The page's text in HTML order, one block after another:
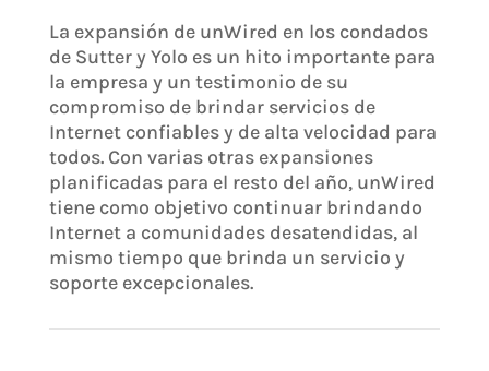
La expansión de unWired en los condados
de Sutter y Yolo es un hito importante para
la empresa y un testimonio de su
compromiso de brindar servicios de
Internet confiables y de alta velocidad para
todos. Con varias otras expansiones
planificadas para el resto del año, unWired
tiene como objetivo continuar brindando
Internet a comunidades desatendidas, al
mismo tiempo que brinda un servicio y
soporte excepcionales.